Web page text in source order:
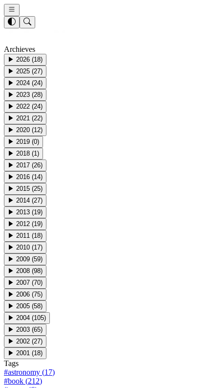
Archieves
▶ 2026 (18)
▶ 2025 (27)
▶ 2024 (24)
▶ 2023 (28)
▶ 2022 (24)
▶ 2021 (22)
▶ 2020 (12)
▶ 2019 (0)
▶ 2018 (1)
▶ 2017 (26)
▶ 2016 (14)
▶ 2015 (25)
▶ 2014 (27)
▶ 2013 (19)
▶ 2012 (19)
▶ 2011 (18)
▶ 2010 (17)
▶ 2009 (59)
▶ 2008 (98)
▶ 2007 (70)
▶ 2006 (75)
▶ 2005 (58)
▶ 2004 (105)
▶ 2003 (65)
▶ 2002 (27)
▶ 2001 (18)
Tags
#astronomy (17)
#book (212)